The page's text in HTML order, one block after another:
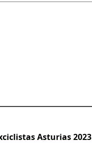
Asturias 2023